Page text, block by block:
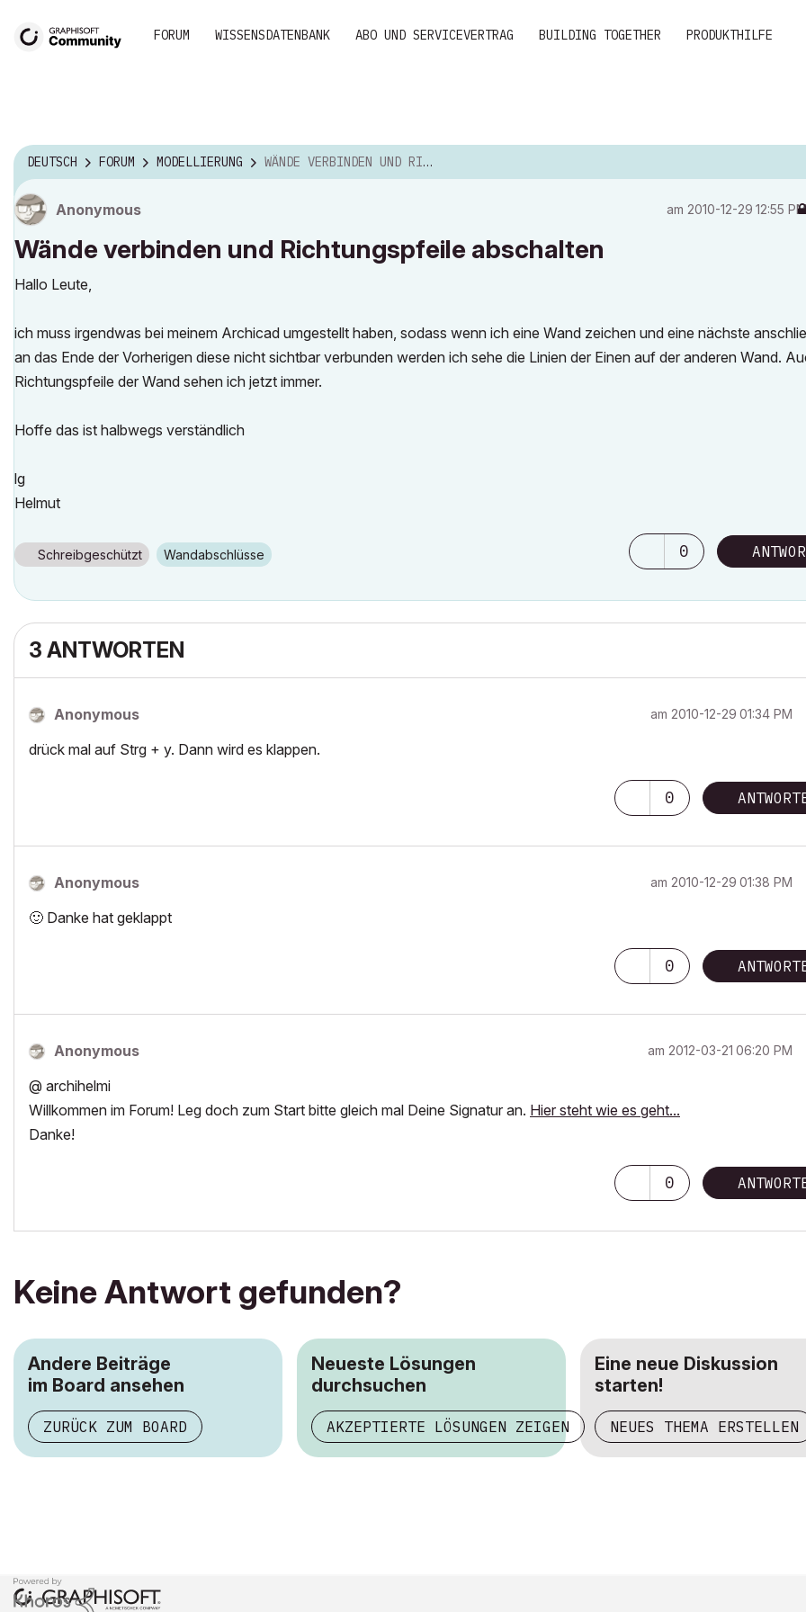
FORUM WISSENSDATENBANK ABO UND SERVICEVERTRAG BUILDING TOGETHER PRODUKTHILFE
DEUTSCH FORUM MODELLIERUNG WÄNDE VERBINDEN UND RICHTUNGSPFEILE ABSCHALTEN
Anonymous am ‎2010-12-29 12:55 PM
Wände verbinden und Richtungspfeile abschalten
Hallo Leute,
ich muss irgendwas bei meinem Archicad umgestellt haben, sodass wenn ich eine Wand zeichen und eine nächste
an das Ende der Vorherigen diese nicht sichtbar verbunden werden ich sehe die Linien der Einen auf der anderen Wand.
Richtungspfeile der Wand sehen ich jetzt immer.
Hoffe das ist halbwegs verständlich
lg
Helmut
Schreibgeschützt Wandabschlüsse 0
3 ANTWORTEN
Anonymous am ‎2010-12-29 01:34 PM
drück mal auf Strg + y. Dann wird es klappen.
0
Anonymous am ‎2010-12-29 01:38 PM
🙂 Danke hat geklappt
0
Anonymous am ‎2012-03-21 06:20 PM
@ archihelmi
Willkommen im Forum! Leg doch zum Start bitte gleich mal Deine Signatur an. Hier steht wie es geht...
Danke!
0
Keine Antwort gefunden?
Andere Beiträge
im Board ansehen
ZURÜCK ZUM BOARD
Neueste Lösungen
durchsuchen
AKZEPTIERTE LÖSUNGEN ZEIGEN
Eine neue Diskussion
starten!
NEUES THEMA ERSTELLEN